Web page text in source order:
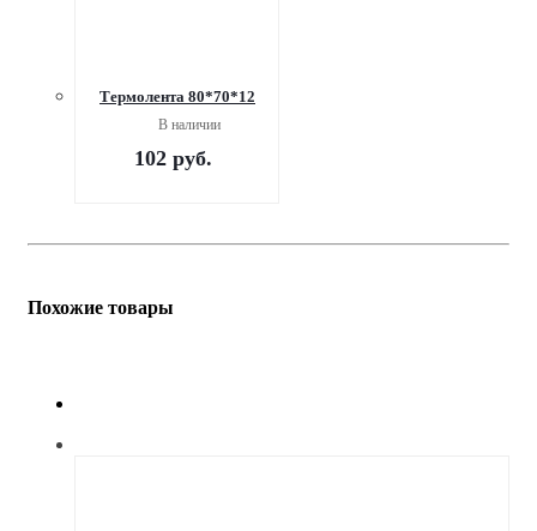
Термолента 80*70*12
В наличии
102 руб.
Похожие товары